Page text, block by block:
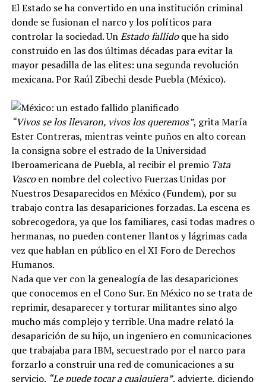
El Estado se ha convertido en una institución criminal
donde se fusionan el narco y los políticos para
controlar la sociedad. UnEstado fallidoque ha sido
construido en las dos últimas décadas para evitar la
mayor pesadilla de las elites: una segunda revolución
mexicana. Por Raúl Zibechi desde Puebla (México).
“Vivos se los llevaron, vivos los queremos”, grita María
Ester Contreras, mientras veinte puños en alto corean
la consigna sobre el estrado de la Universidad
Iberoamericana de Puebla, al recibir el premio Tata
Vascoen nombre del colectivo Fuerzas Unidas por
Nuestros Desaparecidos en México (Fundem), por su
trabajo contra las desapariciones forzadas. La escena es
sobrecogedora, ya que los familiares, casi todas madres o
hermanas, no pueden contener llantos y lágrimas cada
vez que hablan en público en el XI Foro de Derechos
Humanos.
Nada que ver con la genealogía de las desapariciones
que conocemos en el Cono Sur. En México no se trata de
reprimir, desaparecer y torturar militantes sino algo
mucho más complejo y terrible. Una madre relató la
desaparición de su hijo, un ingeniero en comunicaciones
que trabajaba para IBM, secuestrado por el narco para
forzarlo a construir una red de comunicaciones a su
servicio. “Le puede tocar a cualquiera”, advierte, diciendo